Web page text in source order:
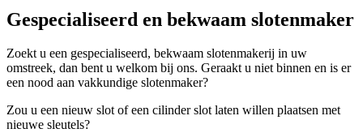
Gespecialiseerd en bekwaam slotenmaker
Zoekt u een gespecialiseerd, bekwaam slotenmakerij in uw
omstreek, dan bent u welkom bij ons. Geraakt u niet binnen en is er
een nood aan vakkundige slotenmaker?
Zou u een nieuw slot of een cilinder slot laten willen plaatsen met
nieuwe sleutels?